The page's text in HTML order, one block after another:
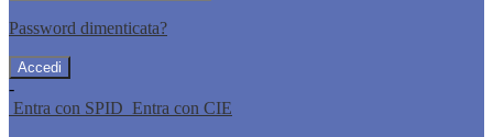
Password dimenticata?
-
Entra con SPID Entra con CIE